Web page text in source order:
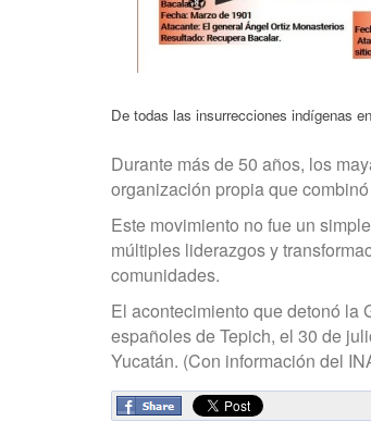
De todas las insurrecciones indígenas
Durante más de 50 años, los
organización propia que
Este movimiento no fue un
múltiples liderazgos y
comunidades.
El acontecimiento que detonó la
españoles de Tepich, el 30 de
Yucatán. (Con información del